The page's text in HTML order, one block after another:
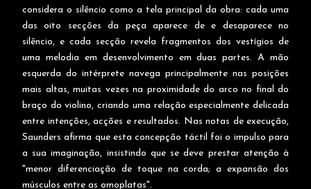
considera o silêncio como a tela principal da obra: cada uma
das oito secções da peça aparece de e desaparece no
silêncio, e cada secção revela fragmentos dos vestígios de
uma melodia em desenvolvimento em duas partes. A mão
esquerda do intérprete navega principalmente nas posições
mais altas, muitas vezes na proximidade do arco no final do
braço do violino, criando uma relação especialmente delicada
entre intenções, acções e resultados. Nas notas de execução,
Saunders afirma que esta concepção táctil foi o impulso para
a sua imaginação, insistindo que se deve prestar atenção à
"menor diferenciação de toque na corda; a expansão dos
músculos entre as omoplatas".